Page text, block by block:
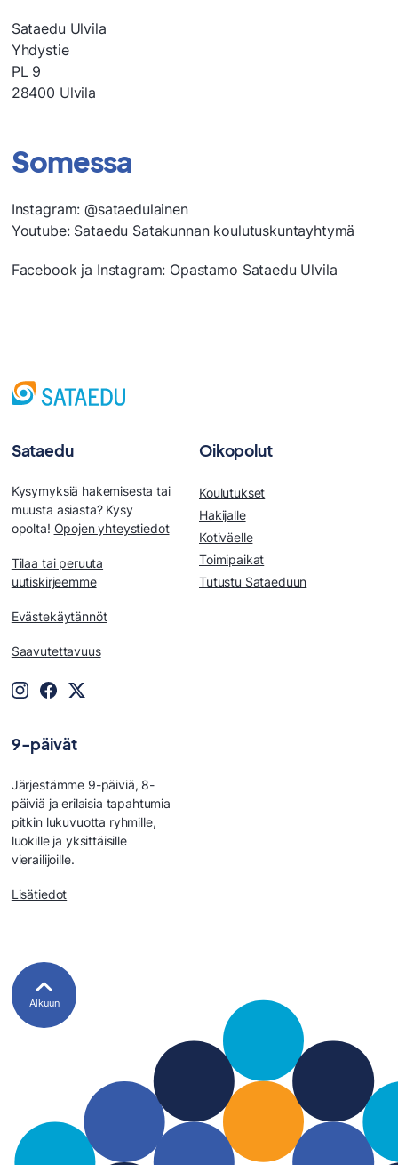
Sataedu Ulvila
Yhdystie
PL 9
28400 Ulvila
Somessa
Instagram: @sataedulainen
Youtube: Sataedu Satakunnan koulutuskuntayhtymä
Facebook ja Instagram: Opastamo Sataedu Ulvila
Sataedu
Kysymyksiä hakemisesta tai
muusta asiasta? Kysy
opolta! Opojen yhteystiedot
Tilaa tai peruuta
uutiskirjeemme
Evästekäytännöt
Saavutettavuus
Oikopolut
Koulutukset
Hakijalle
Kotiväelle
Toimipaikat
Tutustu Sataeduun
9-päivät
Järjestämme 9-päiviä, 8-
päiviä ja erilaisia tapahtumia
pitkin lukuvuotta ryhmille,
luokille ja yksittäisille
vierailijoille.
Lisätiedot
Alkuun